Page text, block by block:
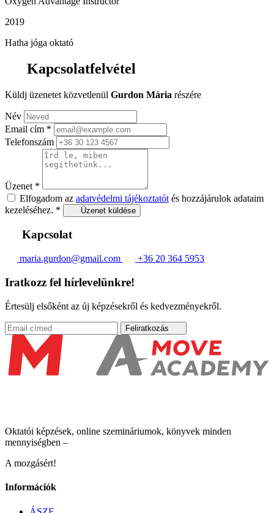
2019
Hatha jóga oktató
Kapcsolatfelvétel
Küldj üzenetet közvetlenül Gurdon Mária részére
Név
Email cím *
Telefonszám
Üzenet *
Elfogadom az adatvédelmi tájékoztatót és hozzájárulok adataim
kezeléséhez. * Üzenet küldése
Kapcsolat
maria.gurdon@gmail.com +36 20 364 5953
Iratkozz fel hírlevelünkre!
Értesülj elsőként az új képzésekről és kedvezményekről.
Feliratkozás
Oktatói képzések, online szemináriumok, könyvek minden
mennyiségben –
A mozgásért!
Információk